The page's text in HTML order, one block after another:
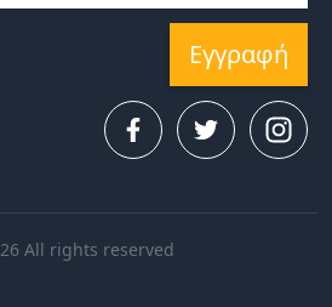
Εγγραφή
All rights reserved